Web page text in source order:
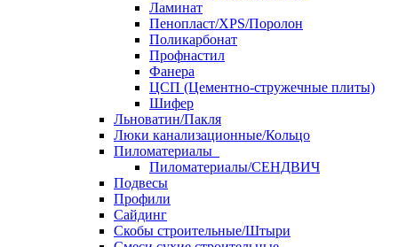
Ламинат
Пенопласт/XPS/Поролон
Поликарбонат
Профнастил
Фанера
ЦСП (Цементно-стружечные плиты)
Шифер
Льноватин/Пакля
Люки канализационные/Кольцо
Пиломатериалы
Пиломатериалы/СЕНДВИЧ
Подвесы
Профили
Сайдинг
Скобы строительные/Штыри